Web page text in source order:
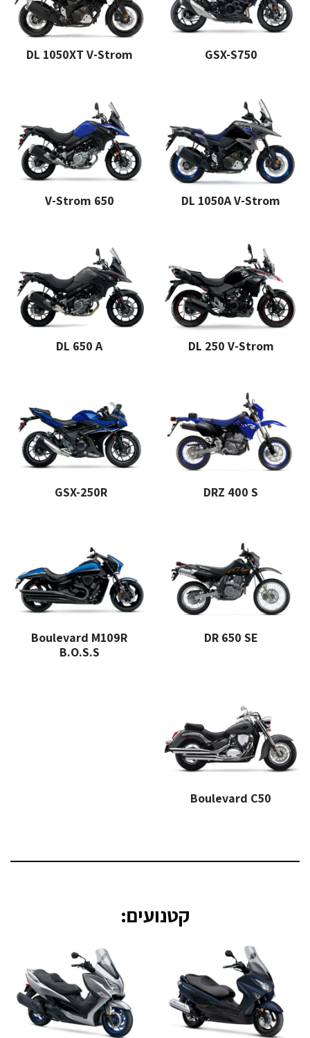
GSX-S750
DL 1050XT V-Strom
DL 1050A V-Strom
V-Strom 650
DL 250 V-Strom
DL 650 A
DRZ 400 S
GSX-250R
DR 650 SE
Boulevard M109R
B.O.S.S
Boulevard C50
קטנועים: